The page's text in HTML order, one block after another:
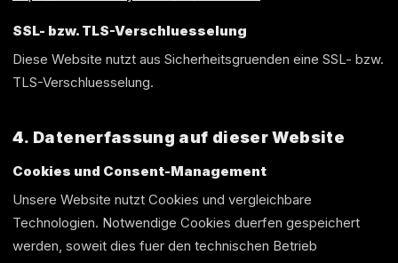
SSL- bzw. TLS-Verschluesselung
Diese Website nutzt aus Sicherheitsgruenden eine SSL- bzw.
TLS-Verschluesselung.
4. Datenerfassung auf dieser Website
Cookies und Consent-Management
Unsere Website nutzt Cookies und vergleichbare
Technologien. Notwendige Cookies duerfen gespeichert
werden, soweit dies fuer den technischen Betrieb